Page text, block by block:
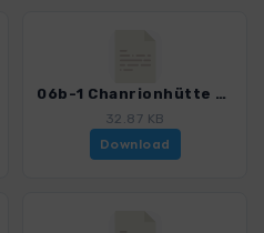
06b-1 Chanrionhütte - Brenaygletscher - Pigne d'Arolla - Vignetteshütte.gpx
32.87 KB
Download